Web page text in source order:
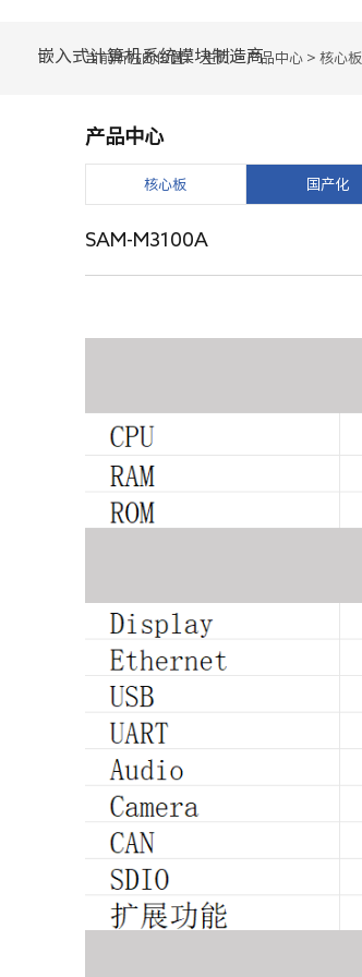
嵌入式计算机系统模块制造商
当前所在的位置：主页>产品中心> 核心板
产品中心
核心板 国产化
SAM-M3100A